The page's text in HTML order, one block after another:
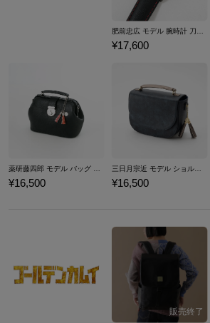
¥17,600
¥16,500
三日月宗近 モデル ショルダーバッグ 刀剣乱舞ONLINE
¥16,500